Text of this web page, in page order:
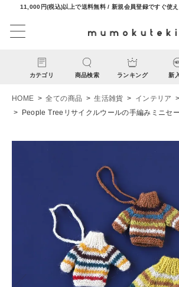
11,000円(税込)以上で送料無料 / 新規会員登録ですぐ使
カテゴリ 商品検索 ランキング 新
ようこそ ゲスト 様
新規会員登録
HOME 全ての商品 生活雑貨 インテリア
People Treeリサイクルウールの手編みミニセ